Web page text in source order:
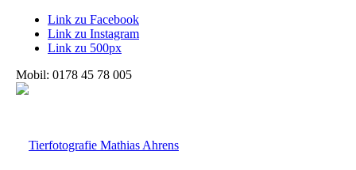
Link zu Facebook
Link zu Instagram
Link zu 500px
Mobil: 0178 45 78 005